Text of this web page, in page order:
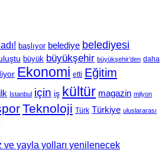
başlıyor belediye belediyesi
büyük büyükşehir büyükşehir’den daha
Ekonomi etti Eğitim
ilk Istanbul için iş kültür magazin milyon
Teknoloji Türk Türkiye uluslararası